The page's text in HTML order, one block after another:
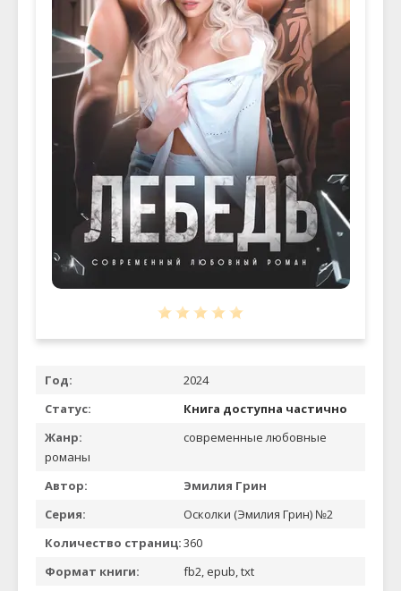
Год:
2024
Статус:
Книга доступна частично
Жанр:
современные любовные
романы
Автор:
Эмилия Грин
Серия:
Осколки (Эмилия Грин) №2
Количество страниц:360
Формат книги:
fb2, epub, txt